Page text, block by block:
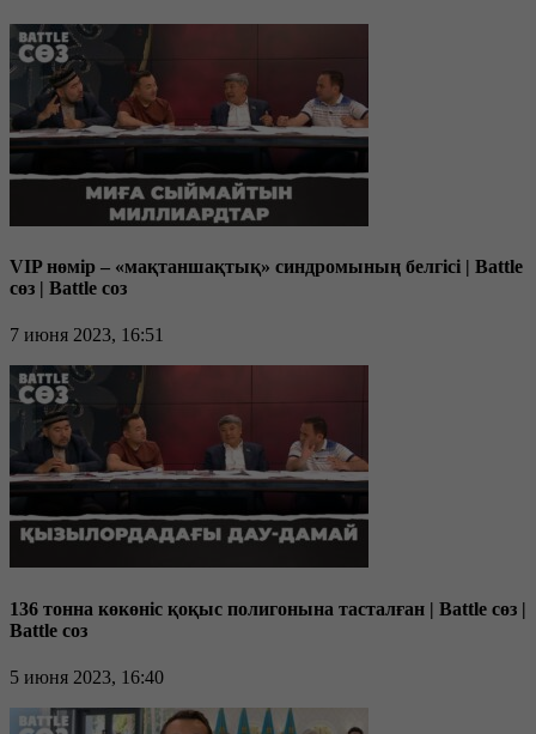
VIP нөмір – «мақтаншақтық» синдромының белгісі | Battle
сөз | Battle соз
7 июня 2023, 16:51
136 тонна көкөніс қоқыс полигонына тасталған | Battle сөз |
Battle соз
5 июня 2023, 16:40